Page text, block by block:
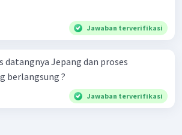
Jawaban terverifikasi
datangnya Jepang dan proses
berlangsung ?
Jawaban terverifikasi